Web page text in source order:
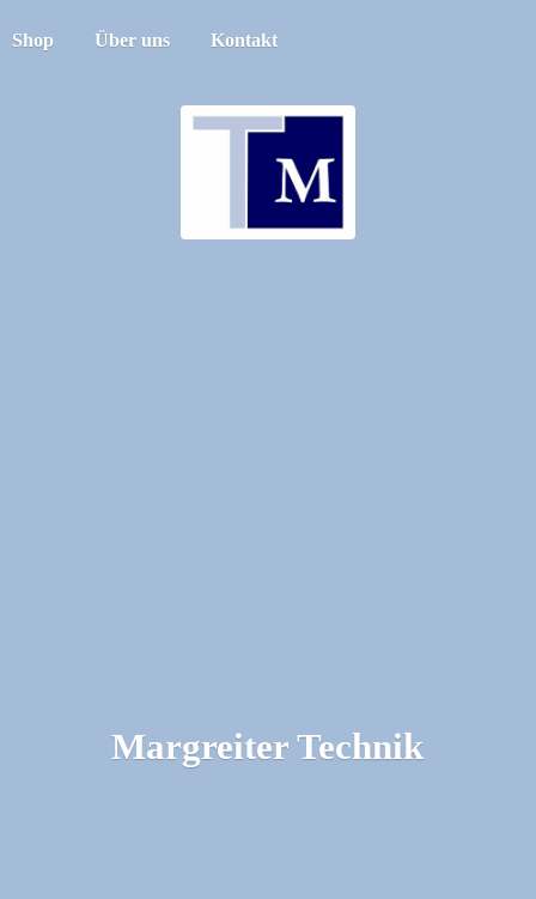
Shop Über uns Kontakt
Margreiter Technik